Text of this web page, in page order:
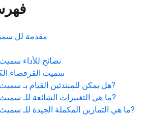
مقدمة لل
نصائح للأداء سميث
سميث القرفصاء
هل يمكن للمبتدئين القيام بـ سميث
?
ما هي التغييرات الشائعة للـ سميث
?
ما هي التمارين المكملة الجيدة للـ سميث
?